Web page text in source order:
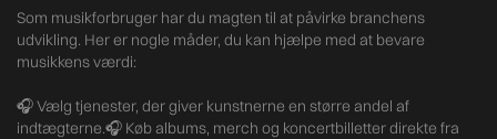
Som musikforbruger har du magten til at påvirke branchens
udvikling. Her er nogle måder, du kan hjælpe med at bevare
musikkens værdi:
🎧 Vælg tjenester, der giver kunstnerne en større andel af
indtægterne.🎧 Køb albums, merch og koncertbilletter direkte fra